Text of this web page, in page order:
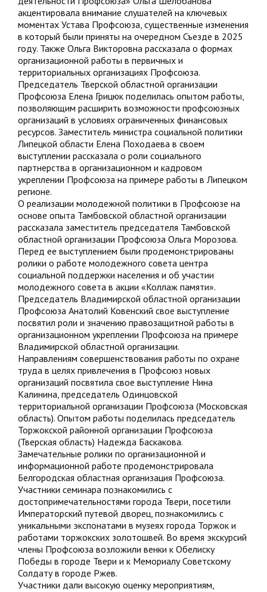
акцентировала внимание слушателей на ключевых
моментах Устава Профсоюза, существенные изменения
в который были приняты на очередном Съезде в 2025
году. Также Ольга Викторовна рассказала о формах
организационной работы в первичных и
территориальных организациях Профсоюза.
Председатель Тверской областной организации
Профсоюза Елена Грицюк поделилась опытом работы,
позволяющим расширить возможности профсоюзных
организаций в условиях ограниченных финансовых
ресурсов. Заместитель министра социальной политики
Липецкой области Елена Походаева в своем
выступлении рассказала о роли социального
партнерства в организационном и кадровом
укреплении Профсоюза на примере работы в Липецком
регионе.
О реализации молодежной политики в Профсоюзе на
основе опыта Тамбовской областной организации
рассказала заместитель председателя Тамбовской
областной организации Профсоюза Ольга Морозова.
Перед ее выступлением были продемонстрированы
ролики о работе молодежного совета центра
социальной поддержки населения и об участии
молодежного совета в акции «Коллаж памяти».
Председатель Владимирской областной организации
Профсоюза Анатолий Ковенский свое выступление
посвятил роли и значению правозащитной работы в
организационном укреплении Профсоюза на примере
Владимирской областной организации.
Направлениям совершенствования работы по охране
труда в целях привлечения в Профсоюз новых
организаций посвятила свое выступление Нина
Калинина, председатель Одинцовской
территориальной организации Профсоюза (Московская
область). Опытом работы поделилась председатель
Торжокской районной организации Профсоюза
(Тверская область) Надежда Баскакова.
Замечательные ролики по организационной и
информационной работе продемонстрировала
Белгородская областная организация Профсоюза.
Участники семинара познакомились с
достопримечательностями города Твери, посетили
Императорский путевой дворец, познакомились с
уникальными экспонатами в музеях города Торжок и
работами торжокских золотошвей. Во время экскурсий
члены Профсоюза возложили венки к Обелиску
Победы в городе Твери и к Мемориалу Советскому
Солдату в городе Ржев.
Участники дали высокую оценку мероприятиям,